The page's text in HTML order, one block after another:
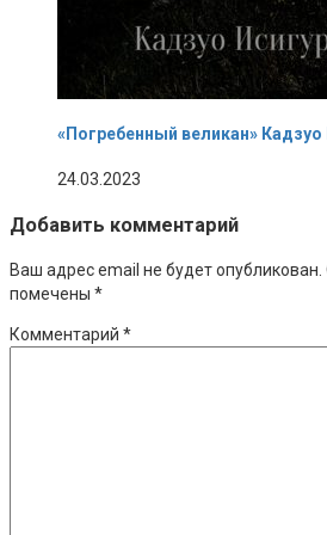
«Погребенный великан» Кадзуо
24.03.2023
Добавить комментарий
Ваш адрес email не будет опубликован.
помечены *
Комментарий *